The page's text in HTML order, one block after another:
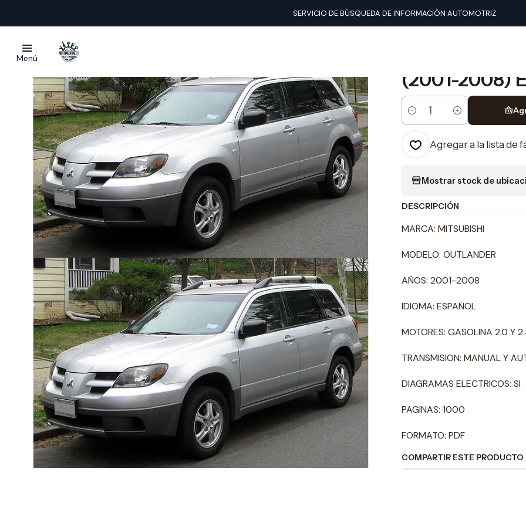
Menú
SERVICIO DE BÚSQUEDA DE INFORMACIÓN AUTOMOTRIZ
Manuales de taller Mitsubishi Mnual De Taller Mitsubishi Outlander
Mnual De
(2001-2008)
Cantidad
Agregar a la lista de
Mostrar stock de
DESCRIPCIÓN
MARCA: MITSUBISHI
MODELO: OUTLANDER
AÑOS: 2001-2008
IDIOMA: ESPAÑOL
MOTORES: GASOLINA 2.0 Y
TRANSMISION: MANUAL Y
DIAGRAMAS ELECTRICOS: SI
PAGINAS: 1000
FORMATO: PDF
COMPARTIR ESTE PRODUCTO